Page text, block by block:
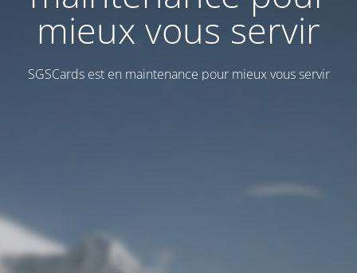
mieux vous servir
SGSCards est en maintenance pour mieux vous servir